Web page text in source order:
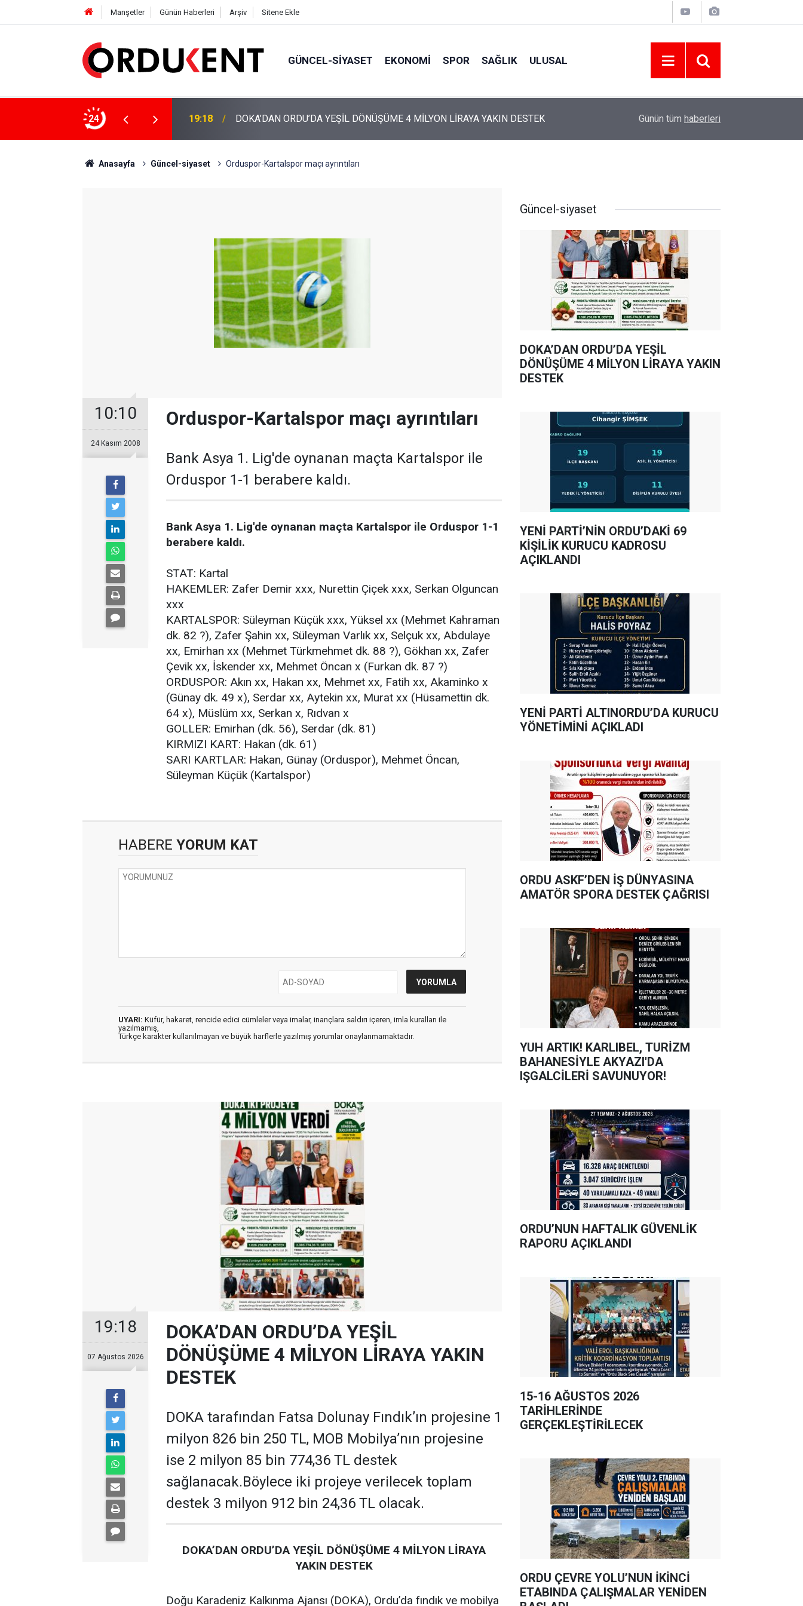
Manşetler Günün Haberleri Arşiv Sitene Ekle
GÜNCEL-SIYASET EKONOMI SPOR SAĞLIK ULUSAL
24 12:46 YENİ PARTİ’NİN ORDU’DAKİ 69 KİŞİLİK KURUCU KADROSU AÇIKLANDI YENİ PARTİ ALTINORDU’DA KURUCU
Günün tüm haberleri
Anasayfa Güncel-siyaset Orduspor-Kartalspor maçı ayrıntıları
10:10
24 Kasım 2008
Orduspor-Kartalspor maçı ayrıntıları
Bank Asya 1. Lig'de oynanan maçta Kartalspor ile
Orduspor 1-1 berabere kaldı.
Bank Asya 1. Lig'de oynanan maçta Kartalspor ile Orduspor 1-1
berabere kaldı.
STAT: Kartal
HAKEMLER: Zafer Demir xxx, Nurettin Çiçek xxx, Serkan Olguncan
xxx
KARTALSPOR: Süleyman Küçük xxx, Yüksel xx (Mehmet Kahraman
dk. 82 ?), Zafer Şahin xx, Süleyman Varlık xx, Selçuk xx, Abdulaye
xx, Emirhan xx (Mehmet Türkmehmet dk. 88 ?), Gökhan xx, Zafer
Çevik xx, İskender xx, Mehmet Öncan x (Furkan dk. 87 ?)
ORDUSPOR: Akın xx, Hakan xx, Mehmet xx, Fatih xx, Akaminko x
(Günay dk. 49 x), Serdar xx, Aytekin xx, Murat xx (Hüsamettin dk.
64 x), Müslüm xx, Serkan x, Rıdvan x
GOLLER: Emirhan (dk. 56), Serdar (dk. 81)
KIRMIZI KART: Hakan (dk. 61)
SARI KARTLAR: Hakan, Günay (Orduspor), Mehmet Öncan,
Süleyman Küçük (Kartalspor)
HABERE YORUM KAT
UYARI: Küfür, hakaret, rencide edici cümleler veya imalar, inançlara saldırı içeren, imla kuralları ile
yazılmamış,
Türkçe karakter kullanılmayan ve büyük harflerle yazılmış yorumlar onaylanmamaktadır.
19:18
07 Ağustos 2026
DOKA’DAN ORDU’DA YEŞİL
DÖNÜŞÜME 4 MİLYON LİRAYA YAKIN
DESTEK
DOKA tarafından Fatsa Dolunay Fındık’ın projesine 1
milyon 826 bin 250 TL, MOB Mobilya’nın projesine
ise 2 milyon 85 bin 774,36 TL destek
sağlanacak.Böylece iki projeye verilecek toplam
destek 3 milyon 912 bin 24,36 TL olacak.
DOKA’DAN ORDU’DA YEŞİL DÖNÜŞÜME 4 MİLYON LİRAYA
YAKIN DESTEK
Doğu Karadeniz Kalkınma Ajansı (DOKA), Ordu’da fındık ve mobilya
Güncel-siyaset
DOKA’DAN ORDU’DA YEŞİL
DÖNÜŞÜME 4 MİLYON LİRAYA YAKIN
DESTEK
YENİ PARTİ’NİN ORDU’DAKİ 69
KİŞİLİK KURUCU KADROSU
AÇIKLANDI
YENİ PARTİ ALTINORDU’DA KURUCU
YÖNETİMİNİ AÇIKLADI
ORDU ASKF’DEN İŞ DÜNYASINA
AMATÖR SPORA DESTEK ÇAĞRISI
YUH ARTIK! KARLIBEL, TURİZM
BAHANESİYLE AKYAZI'DA
IŞGALCİLERİ SAVUNUYOR!
ORDU’NUN HAFTALIK GÜVENLİK
RAPORU AÇIKLANDI
15-16 AĞUSTOS 2026
TARİHLERİNDE
GERÇEKLEŞTİRİLECEK
ORDU ÇEVRE YOLU’NUN İKİNCİ
ETABINDA ÇALIŞMALAR YENİDEN